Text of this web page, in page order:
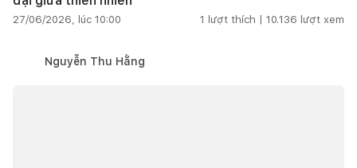
27/06/2026, lúc 10:00 1 lượt thích | 10.136 lượt xem
Nguyễn Thu Hằng